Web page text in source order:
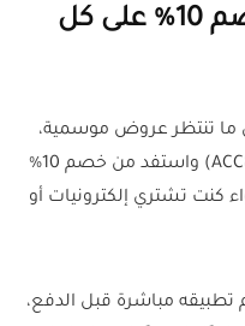
كود خصم نون 2026 خصم 10% على كل
ما تنتظر عروض موسمية،
(ACC8) واستفد من خصم 10%
كنت تشتري إلكترونيات أو
تطبيقه مباشرة قبل الدفع،